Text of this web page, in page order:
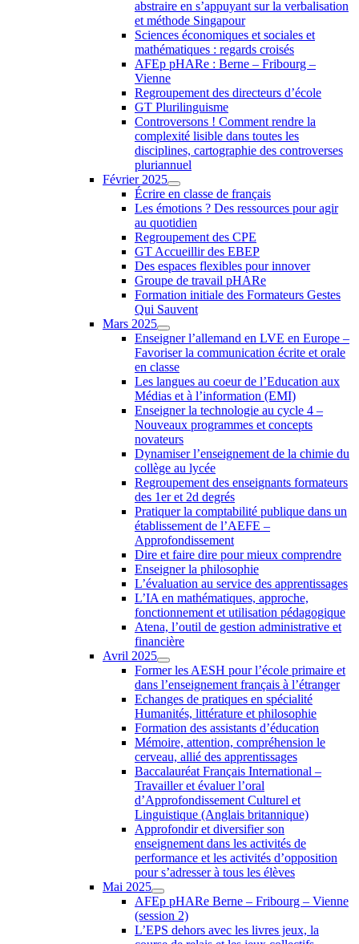
abstraire en s’appuyant sur la verbalisation
et méthode Singapour
Sciences économiques et sociales et
mathématiques : regards croisés
AFEp pHARe : Berne – Fribourg –
Vienne
Regroupement des directeurs d’école
GT Plurilinguisme
Controversons ! Comment rendre la
complexité lisible dans toutes les
disciplines, cartographie des controverses
pluriannuel
Février 2025
Écrire en classe de français
Les émotions ? Des ressources pour agir
au quotidien
Regroupement des CPE
GT Accueillir des EBEP
Des espaces flexibles pour innover
Groupe de travail pHARe
Formation initiale des Formateurs Gestes
Qui Sauvent
Mars 2025
Enseigner l’allemand en LVE en Europe –
Favoriser la communication écrite et orale
en classe
Les langues au coeur de l’Education aux
Médias et à l’information (EMI)
Enseigner la technologie au cycle 4 –
Nouveaux programmes et concepts
novateurs
Dynamiser l’enseignement de la chimie du
collège au lycée
Regroupement des enseignants formateurs
des 1er et 2d degrés
Pratiquer la comptabilité publique dans un
établissement de l’AEFE –
Approfondissement
Dire et faire dire pour mieux comprendre
Enseigner la philosophie
L’évaluation au service des apprentissages
L’IA en mathématiques, approche,
fonctionnement et utilisation pédagogique
Atena, l’outil de gestion administrative et
financière
Avril 2025
Former les AESH pour l’école primaire et
dans l’enseignement français à l’étranger
Echanges de pratiques en spécialité
Humanités, littérature et philosophie
Formation des assistants d’éducation
Mémoire, attention, compréhension le
cerveau, allié des apprentissages
Baccalauréat Français International –
Travailler et évaluer l’oral
d’Approfondissement Culturel et
Linguistique (Anglais britannique)
Approfondir et diversifier son
enseignement dans les activités de
performance et les activités d’opposition
pour s’adresser à tous les élèves
Mai 2025
AFEp pHARe Berne – Fribourg – Vienne
(session 2)
L’EPS dehors avec les livres jeux, la